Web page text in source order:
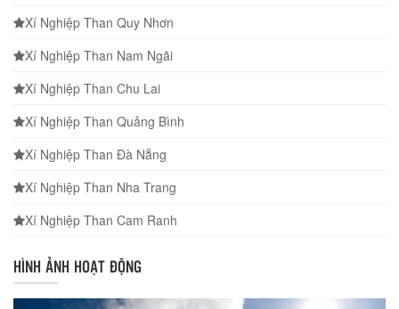
Xí Nghiệp Than Quy Nhơn
Xí Nghiệp Than Nam Ngãi
Xí Nghiệp Than Chu Lai
Xí Nghiệp Than Quảng Bình
Xí Nghiệp Than Đà Nẵng
Xí Nghiệp Than Nha Trang
Xí Nghiệp Than Cam Ranh
HÌNH ẢNH HOẠT ĐỘNG